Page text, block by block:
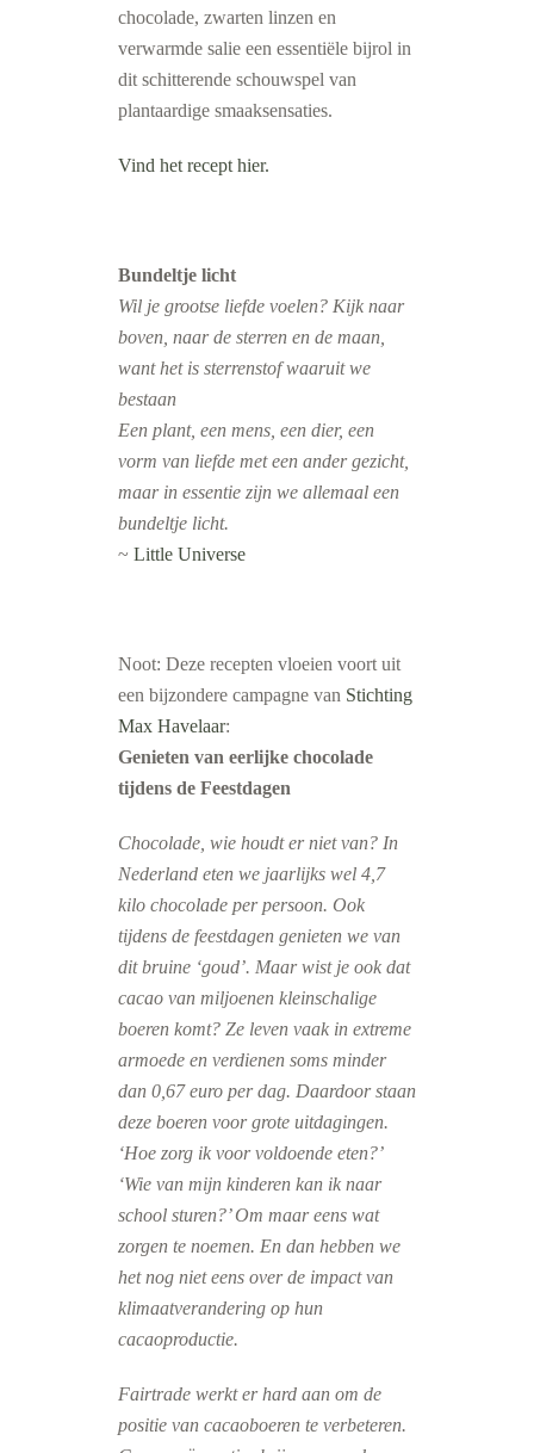
chocolade, zwarten linzen en
verwarmde salie een essentiële bijrol in
dit schitterende schouwspel van
plantaardige smaaksensaties.
Vind het recept hier.
Bundeltje licht
Wil je grootse liefde voelen? Kijk naar
boven, naar de sterren en de maan,
want het is sterrenstof waaruit we
bestaan
Een plant, een mens, een dier, een
vorm van liefde met een ander gezicht,
maar in essentie zijn we allemaal een
bundeltje licht.
~ Little Universe
Noot: Deze recepten vloeien voort uit
een bijzondere campagne van Stichting
Max Havelaar:
Genieten van eerlijke chocolade
tijdens de Feestdagen
Chocolade, wie houdt er niet van? In
Nederland eten we jaarlijks wel 4,7
kilo chocolade per persoon. Ook
tijdens de feestdagen genieten we van
dit bruine ‘goud’. Maar wist je ook dat
cacao van miljoenen kleinschalige
boeren komt? Ze leven vaak in extreme
armoede en verdienen soms minder
dan 0,67 euro per dag. Daardoor staan
deze boeren voor grote uitdagingen.
‘Hoe zorg ik voor voldoende eten?’
‘Wie van mijn kinderen kan ik naar
school sturen?’ Om maar eens wat
zorgen te noemen. En dan hebben we
het nog niet eens over de impact van
klimaatverandering op hun
cacaoproductie.
Fairtrade werkt er hard aan om de
positie van cacaoboeren te verbeteren.